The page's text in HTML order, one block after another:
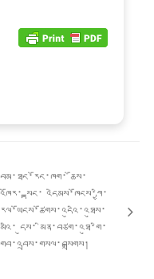
བུམ་ཐང་རོང་ཁག་ ཆོས་
འཁོར་-སྟང་ འདེམས་ཁོངས་ཀྱི་
རྒྱལ་ཡོངས་ཚོགས་འདུའི་འཐུས་
མིའི་ དུས་ མིན་བཙག་འཐུ་གི་
གྲུབ་འབྲས་གསལ་བསྒྲགས།